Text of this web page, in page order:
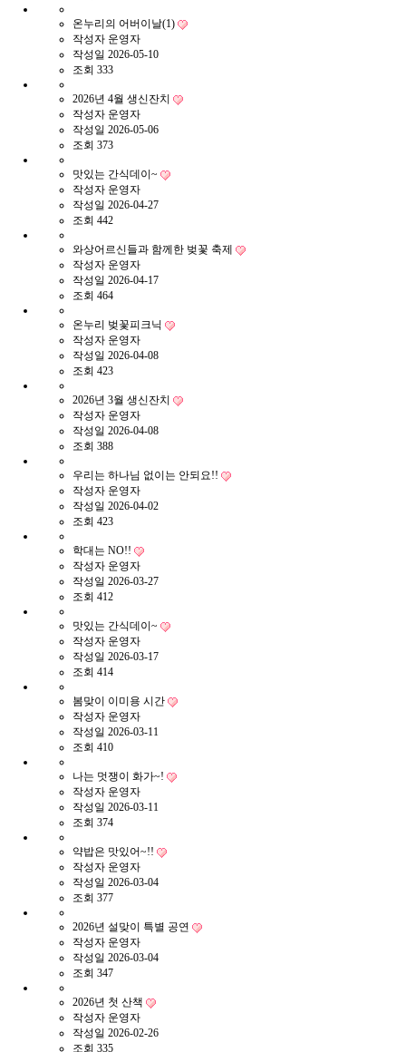
온누리의 어버이날(1)
작성자 운영자
작성일 2026-05-10
조회 333
2026년 4월 생신잔치
작성자 운영자
작성일 2026-05-06
조회 373
맛있는 간식데이~
작성자 운영자
작성일 2026-04-27
조회 442
와상어르신들과 함께한 벚꽃 축제
작성자 운영자
작성일 2026-04-17
조회 464
온누리 벚꽃피크닉
작성자 운영자
작성일 2026-04-08
조회 423
2026년 3월 생신잔치
작성자 운영자
작성일 2026-04-08
조회 388
우리는 하나님 없이는 안되요!!
작성자 운영자
작성일 2026-04-02
조회 423
학대는 NO!!
작성자 운영자
작성일 2026-03-27
조회 412
맛있는 간식데이~
작성자 운영자
작성일 2026-03-17
조회 414
봄맞이 이미용 시간
작성자 운영자
작성일 2026-03-11
조회 410
나는 멋쟁이 화가~!
작성자 운영자
작성일 2026-03-11
조회 374
약밥은 맛있어~!!
작성자 운영자
작성일 2026-03-04
조회 377
2026년 설맞이 특별 공연
작성자 운영자
작성일 2026-03-04
조회 347
2026년 첫 산책
작성자 운영자
작성일 2026-02-26
조회 335